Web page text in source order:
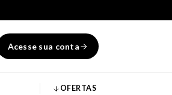
Acesse sua conta
OFERTAS